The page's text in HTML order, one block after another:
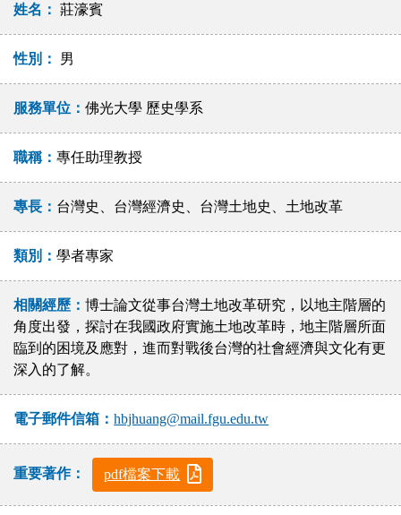
姓名： 莊濠賓
性別： 男
服務單位：佛光大學 歷史學系
職稱：專任助理教授
專長： 台灣史、台灣經濟史、台灣土地史、土地改革
類別：學者專家
相關經歷：博士論文從事台灣土地改革研究，以地主階層的
角度出發，探討在我國政府實施土地改革時，地主階層所面
臨到的困境及應對，進而對戰後台灣的社會經濟與文化有更
深入的了解。
電子郵件信箱：hbjhuang@mail.fgu.edu.tw
重要著作： pdf檔案下載